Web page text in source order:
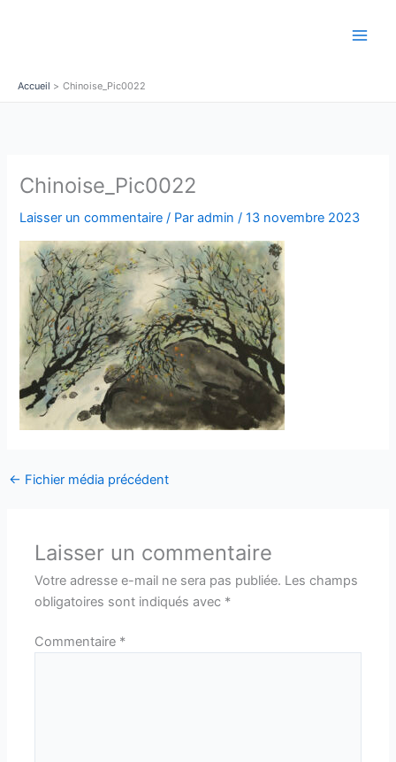
Accueil Chinoise_Pic0022
Chinoise_Pic0022
Laisser un commentaire / Paradmin/13 novembre 2023
← Fichier média précédent
Laisser un commentaire
Votre adresse e-mail ne sera pas publiée. Les champs
obligatoires sont indiqués avec *
Commentaire *